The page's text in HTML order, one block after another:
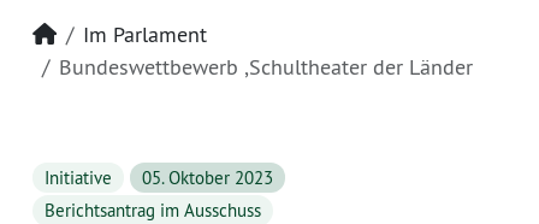
Startseite
Im Parlament
Bundeswettbewerb ,Schultheater der Länder
Initiative
05. Oktober 2023
Berichtsantrag im Ausschuss